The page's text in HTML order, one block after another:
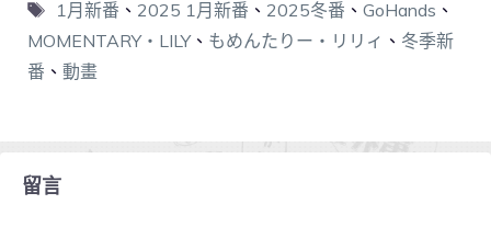
1月新番 、 2025 1月新番 、 2025冬番 、 GoHands 、
MOMENTARY・LILY、 もめんたりー・リリィ 、 冬季新
番 、 動畫
留言